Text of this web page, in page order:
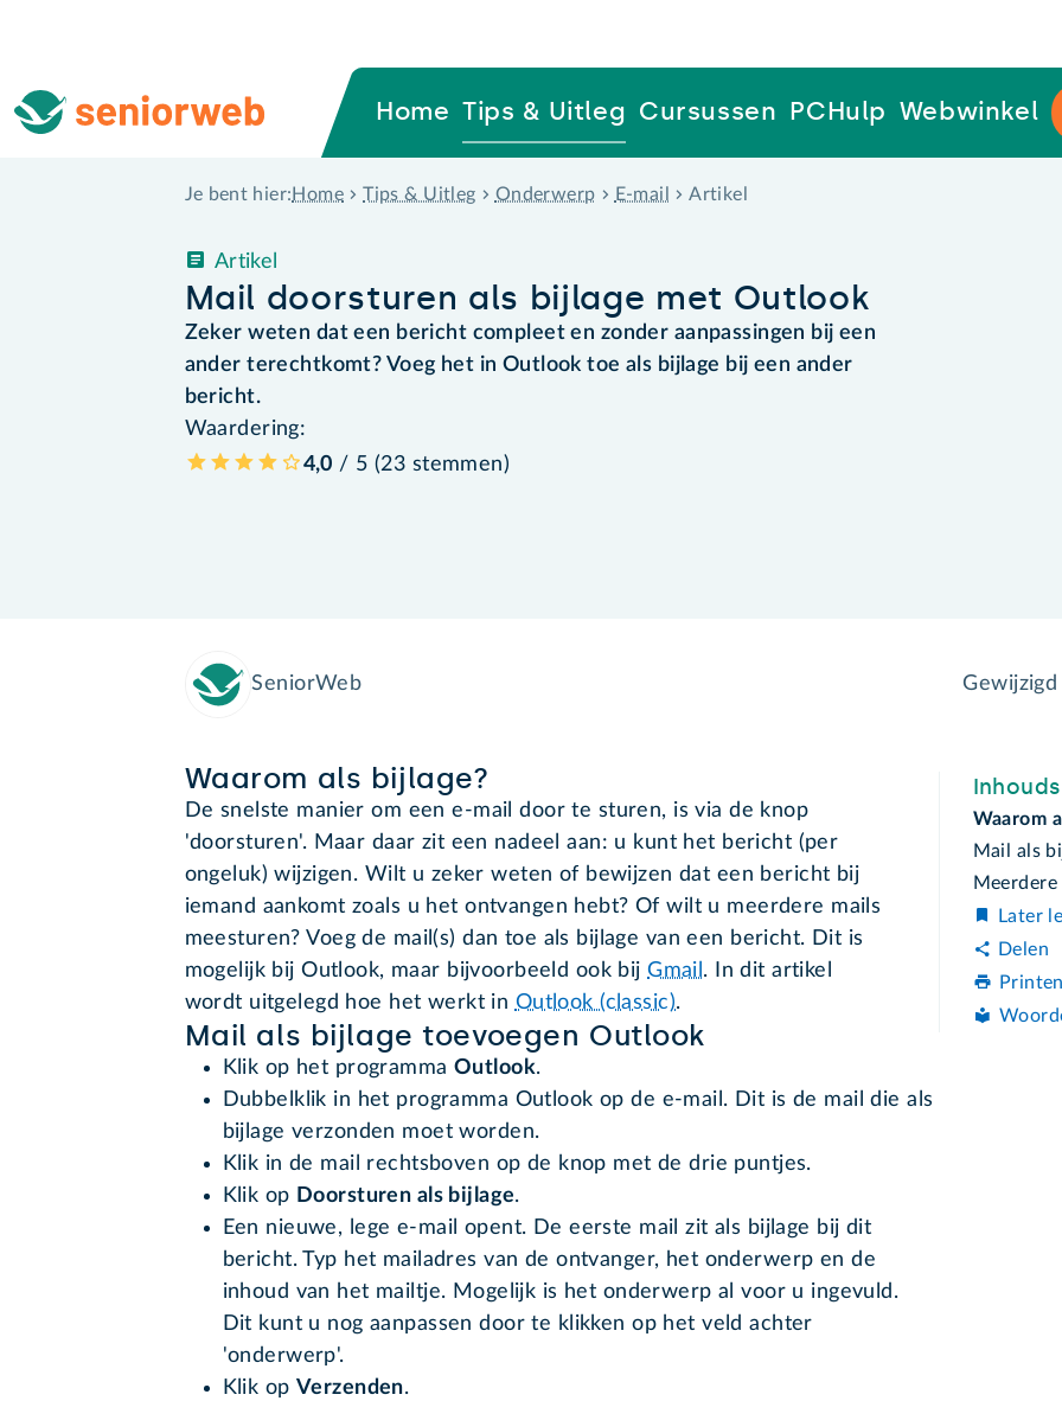
Home Tips & Uitleg Cursussen PCHulp Webwinkel
Je bent hier: Home Tips & Uitleg Onderwerp E-mail Artikel
Mail doorsturen als bijlage met Outlook
Artikel
Zeker weten dat een bericht compleet en zonder aanpassingen bij een
ander terechtkomt? Voeg het in Outlook toe als bijlage bij een ander
bericht.
Waardering:
4,0 / 5 (23 stemmen)
SeniorWeb
Waarom als bijlage?
De snelste manier om een e-mail door te sturen, is via de knop
'doorsturen'. Maar daar zit een nadeel aan: u kunt het bericht (per
ongeluk) wijzigen. Wilt u zeker weten of bewijzen dat een bericht bij
iemand aankomt zoals u het ontvangen hebt? Of wilt u meerdere mails
meesturen? Voeg de mail(s) dan toe als bijlage van een bericht. Dit is
mogelijk bij Outlook, maar bijvoorbeeld ook bijGmail . In dit artikel
wordt uitgelegd hoe het werkt in Outlook (classic).
Mail als bijlage toevoegen Outlook
Klik op het programma Outlook.
Dubbelklik in het programma Outlook op de e-mail. Dit is de mail die als
bijlage verzonden moet worden.
Klik in de mail rechtsboven op de knop met de drie puntjes.
Klik op Doorsturen als bijlage.
Een nieuwe, lege e-mail opent. De eerste mail zit als bijlage bij dit
bericht. Typ het mailadres van de ontvanger, het onderwerp en de
inhoud van het mailtje. Mogelijk is het onderwerp al voor u ingevuld.
Dit kunt u nog aanpassen door te klikken op het veld achter
'onderwerp'.
Klik op Verzenden.
Waarom
Mail als
Later
Delen